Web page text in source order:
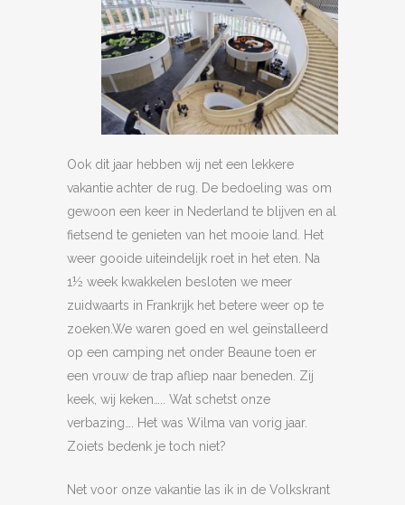
Ook dit jaar hebben wij net een lekkere
vakantie achter de rug. De bedoeling was om
gewoon een keer in Nederland te blijven en al
fietsend te genieten van het mooie land. Het
weer gooide uiteindelijk roet in het eten. Na
1½ week kwakkelen besloten we meer
zuidwaarts in Frankrijk het betere weer op te
zoeken.We waren goed en wel geïnstalleerd
op een camping net onder Beaune toen er
een vrouw de trap afliep naar beneden. Zij
keek, wij keken….. Wat schetst onze
verbazing…. Het was Wilma van vorig jaar.
Zoiets bedenk je toch niet?
Net voor onze vakantie las ik in de Volkskrant